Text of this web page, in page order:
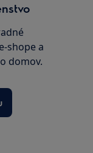
shope a
domov.